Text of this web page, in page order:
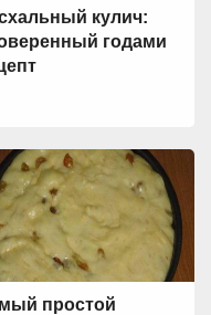
кулич:
годами
простой